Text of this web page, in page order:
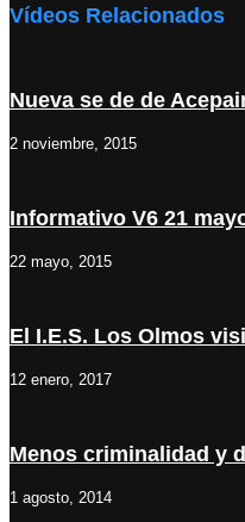
Vídeos Relacionados
Nueva se de de
2 noviembre, 2015
Informativo V6 21
22 mayo, 2015
El I.E.S. Los Olmos
12 enero, 2017
Menos criminalidad y
1 agosto, 2014